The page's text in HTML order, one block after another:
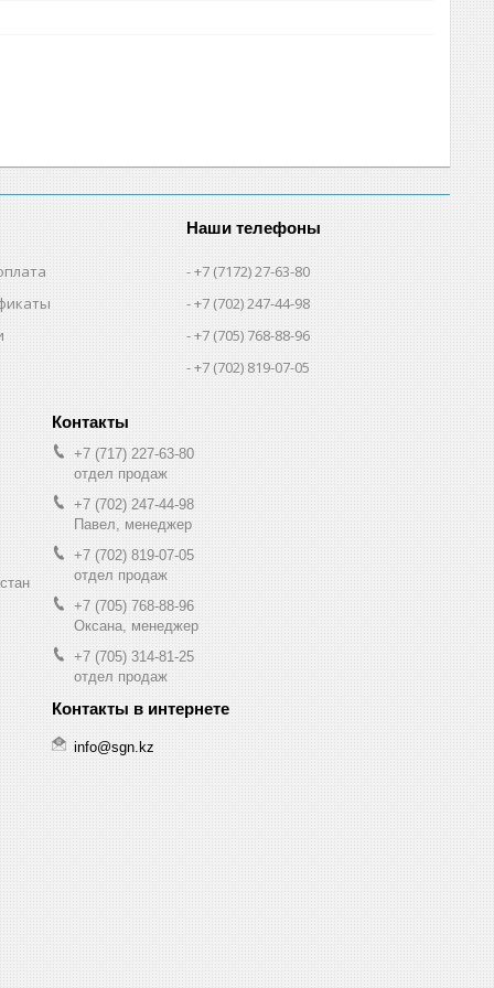
Наши телефоны
+7 (7172) 27-63-80
+7 (702) 247-44-98
+7 (705) 768-88-96
+7 (702) 819-07-05
+7 (717) 227-63-80
отдел продаж
+7 (702) 247-44-98
Павел, менеджер
+7 (702) 819-07-05
отдел продаж
+7 (705) 768-88-96
Оксана, менеджер
+7 (705) 314-81-25
отдел продаж
info@sgn.kz